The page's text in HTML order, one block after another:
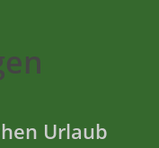
Urlaub